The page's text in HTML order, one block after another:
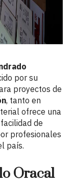
por su
proyectos de
, tanto en
ofrece una
de
profesionales
país.
Oracal